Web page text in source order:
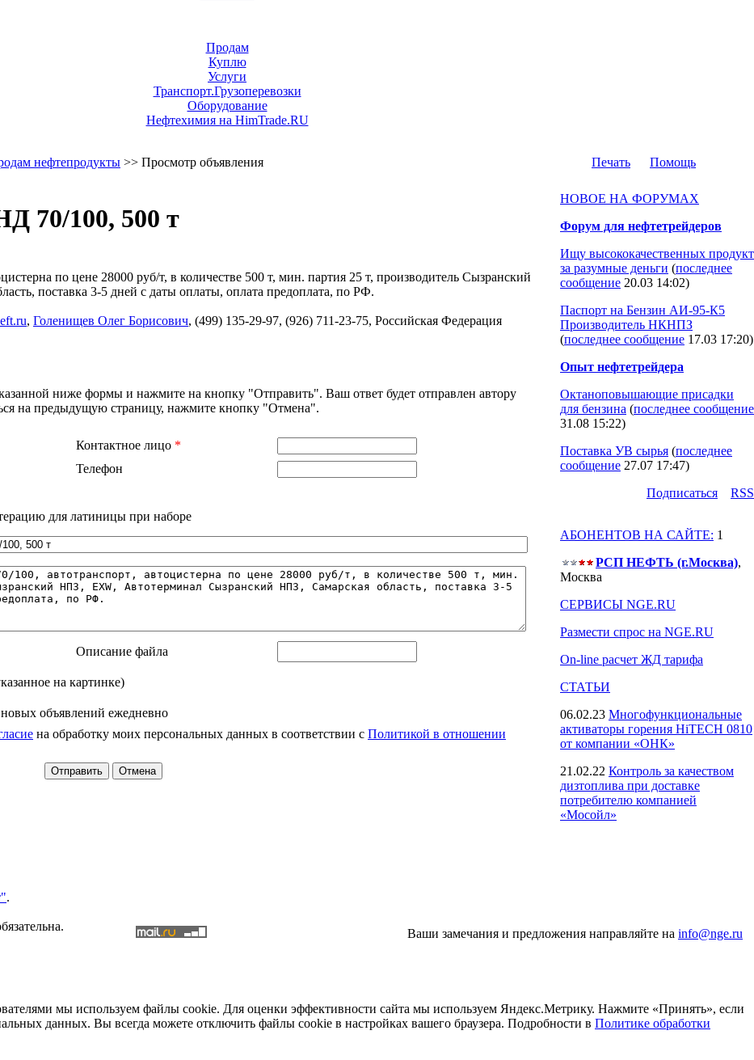
Продам
Куплю
Услуги
Транспорт.Грузоперевозки
Оборудование
Нефтехимия на HimTrade.RU
нефтепродукты >> Просмотр объявления Печать Помощь
70/100, 500 т
по цене 28000 руб/т, в количестве 500 т, мин. партия 25 т, производитель Сызранский
поставка 3-5 дней с даты оплаты, оплата предоплата, по РФ.
, Голенищев Олег Борисович, (499) 135-29-97, (926) 711-23-75, Российская Федерация
ниже формы и нажмите на кнопку "Отправить". Ваш ответ будет отправлен автору
на предыдущую страницу, нажмите кнопку "Отмена".
Контактное лицо *
Телефон
для латиницы при наборе
Описание файла
на картинке)
объявлений ежедневно
на обработку моих персональных данных в соответствии с Политикой в отношении
НОВОЕ НА ФОРУМАХ
Форум для нефтетрейдеров
Ищу высококачественных продукт
за разумные деньги (последнее
сообщение 20.03 14:02)
Паспорт на Бензин АИ-95-К5
Производитель НКНПЗ
(последнее сообщение 17.03 17:20)
Опыт нефтетрейдера
Октаноповышающие присадки
для бензина (последнее сообщение
31.08 15:22)
Поставка УВ сырья (последнее
сообщение 27.07 17:47)
Подпиcаться
RSS
АБОНЕНТОВ НА САЙТЕ: 1
РСП НЕФТЬ (г.Москва),
Москва
СЕРВИСЫ NGE.RU
Размести спрос на NGE.RU
On-line расчет ЖД тарифа
СТАТЬИ
06.02.23 Многофункциональные
активаторы горения HiTECH 0810
от компании «ОНК»
21.02.22 Контроль за качеством
дизтоплива при доставке
потребителю компанией
«Мосойл»
.
Ваши замечания и предложения направляйте на info@nge.ru
мы используем файлы cookie. Для оценки эффективности сайта мы используем Яндекс.Метрику. Нажмите «Принять», если
данных. Вы всегда можете отключить файлы cookie в настройках вашего браузера. Подробности в Политике обработки